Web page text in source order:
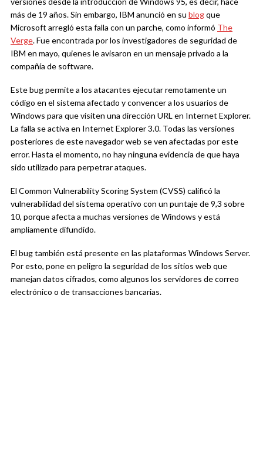
más de 19 años. Sin embargo, IBM anunció en su blogque
Microsoft arregló esta falla con un parche, como informó The
Verge. Fue encontrada por los investigadores de seguridad de
IBM en mayo, quienes le avisaron en un mensaje privado a la
compañía de software.
Este bug permite a los atacantes ejecutar remotamente un
código en el sistema afectado y convencer a los usuarios de
Windows para que visiten una dirección URL en Internet Explorer.
La falla se activa en Internet Explorer 3.0. Todas las versiones
posteriores de este navegador web se ven afectadas por este
error. Hasta el momento, no hay ninguna evidencia de que haya
sido utilizado para perpetrar ataques.
El Common Vulnerability Scoring System (CVSS) calificó la
vulnerabilidad del sistema operativo con un puntaje de 9,3 sobre
10, porque afecta a muchas versiones de Windows y está
ampliamente difundido.
El bug también está presente en las plataformas Windows Server.
Por esto, pone en peligro la seguridad de los sitios web que
manejan datos cifrados, como algunos los servidores de correo
electrónico o de transacciones bancarias.